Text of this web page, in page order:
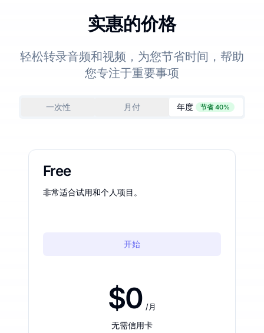
实惠的价格
轻松转录音频和视频，为您节省时间，帮助
您专注于重要事项
一次性 月付 年度 节省 40%
Free
非常适合试用和个人项目。
开始
$0 /月
无需信用卡